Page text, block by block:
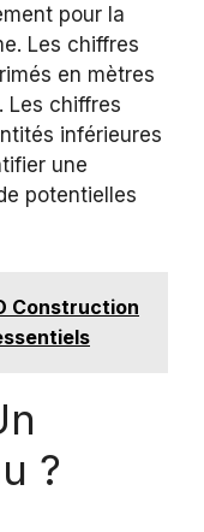
pour la
Les chiffres
en mètres
Les chiffres
inférieures
une
potentielles
Construction
?